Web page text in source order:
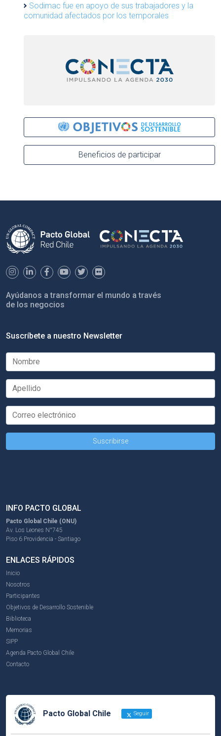
Sodimac fue en apoyo de sus trabajadores y la
comunidad afectados por los temporales
Beneficios de participar
Ayúdanos a transformar el mundo a través
de los negocios
Suscríbete a nuestro Newsletter
INFO PACTO GLOBAL
Pacto Global Chile (ONU)
Av. Los Leones N°745
Piso 6 Providencia - Santiago
ENLACES RÁPIDOS
Inicio
Nosotros
Participantes
Objetivos de Desarrollo Sostenible
Biblioteca
Memorias
SIPP
Agenda Pacto Global Chile
Contacto
Pacto Global Chile Seguir